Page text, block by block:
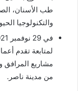
طب الأسنان،
والتكنولوجيا
لمتابعة تقدم
مشاريع المرافق
من مدينة ناصر.